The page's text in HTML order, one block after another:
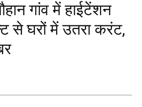
गांव में हाईटेंशन
से घरों में उतरा करंट,